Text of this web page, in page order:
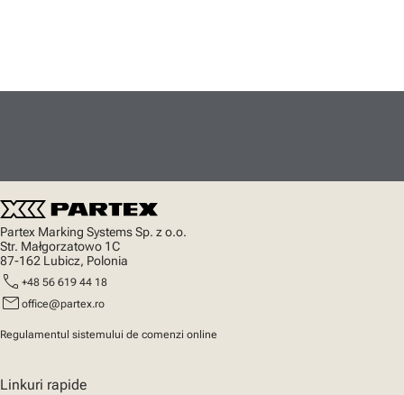
Partex Marking Systems Sp. z o.o.
Str. Małgorzatowo 1C
87-162 Lubicz, Polonia
call +48 56 619 44 18
mail office@partex.ro
Regulamentul sistemului de comenzi online
Linkuri rapide